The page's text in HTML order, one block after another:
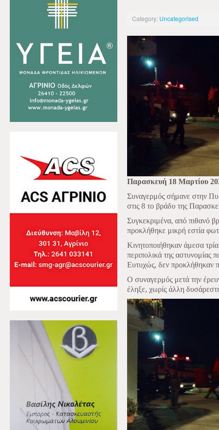
Category: Uncategorised
Παρασκευή 18 Μαρτίου
Συναγερμός σήμανε στην
στις 8 το βράδυ της
Συγκεκριμένα, από πιθανό
προκλήθηκε μικρή εστία
Κινητοποιήθηκαν άμεσα
περιπολικά της αστυνομίας
Ευτυχώς, δεν προκλήθηκαν
Ο συναγερμός μετά την
έληξε, χωρίς άλλη